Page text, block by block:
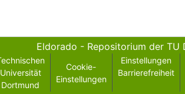
Eldorado - Repositorium der TU
Universität
Dortmund
Cookie-
Einstellungen
Einstellungen
Barrierefreiheit